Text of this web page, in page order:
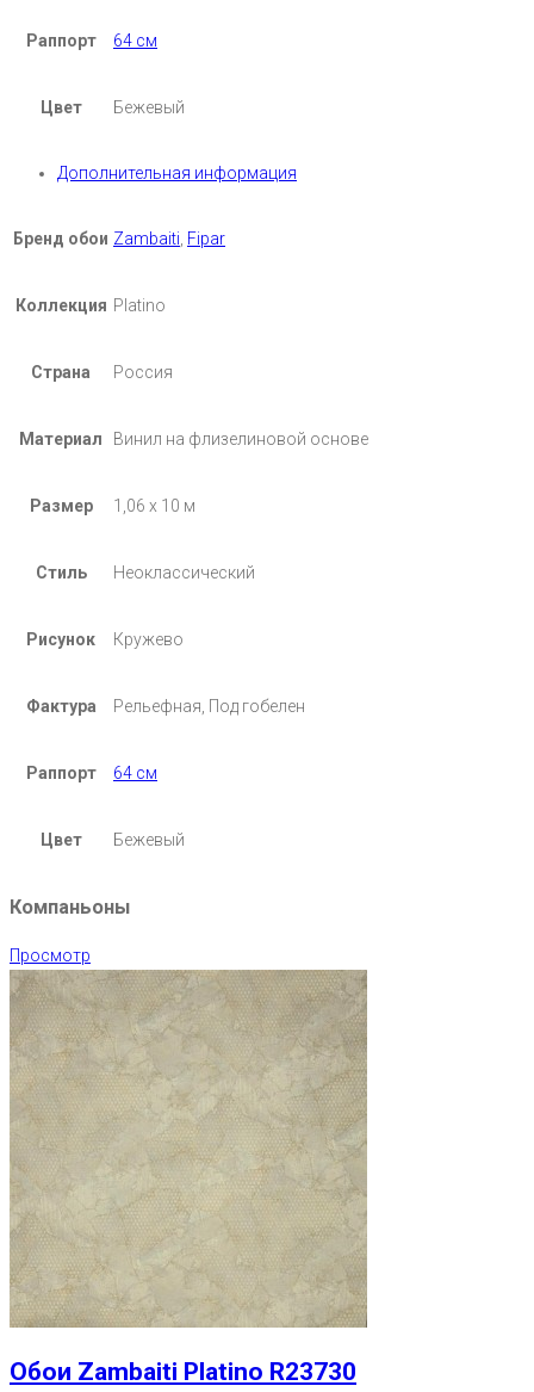
Раппорт 64 см
Цвет Бежевый
Дополнительная информация
Бренд обои Zambaiti Fipar
Коллекция Platino
Страна Россия
Материал Винил на флизелиновой основе
Размер 1,06 х 10 м
Стиль Неоклассический
Рисунок Кружево
Фактура Рельефная, Под гобелен
Раппорт 64 см
Цвет Бежевый
Компаньоны
Просмотр
Обои Zambaiti Platino R23730